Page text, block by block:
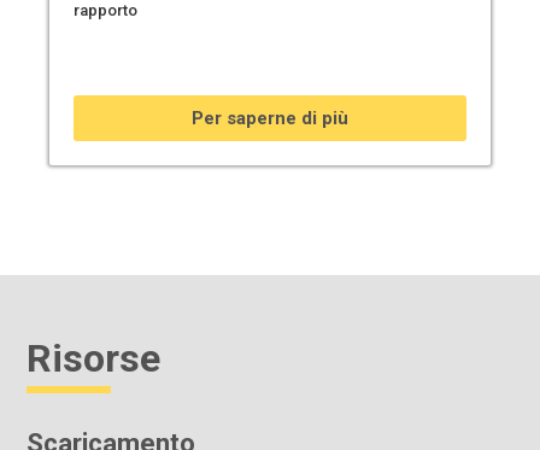
rapporto
Per saperne di più
Risorse
Scaricamento